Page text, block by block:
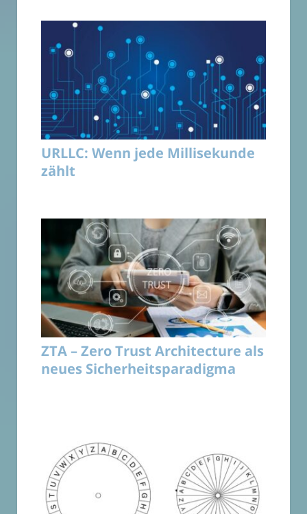
URLLC: Wenn jede Millisekunde
zählt
ZTA – Zero Trust Architecture als
neues Sicherheitsparadigma